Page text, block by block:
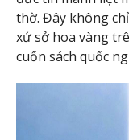
thờ. Đây không
xứ sở hoa vàng
cuốn sách quốc